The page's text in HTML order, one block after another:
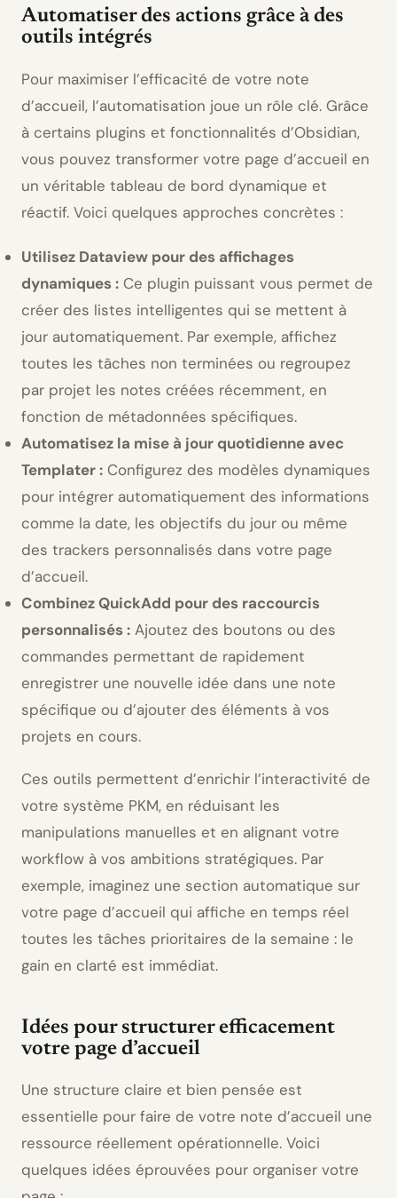
Automatiser des actions grâce à des
outils intégrés
Pour maximiser l’efficacité de votre note
d’accueil, l’automatisation joue un rôle clé. Grâce
à certains plugins et fonctionnalités d’Obsidian,
vous pouvez transformer votre page d’accueil en
un véritable tableau de bord dynamique et
réactif. Voici quelques approches concrètes :
Utilisez Dataview pour des affichages
dynamiques : Ce plugin puissant vous permet de
créer des listes intelligentes qui se mettent à
jour automatiquement. Par exemple, affichez
toutes les tâches non terminées ou regroupez
par projet les notes créées récemment, en
fonction de métadonnées spécifiques.
Automatisez la mise à jour quotidienne avec
Templater : Configurez des modèles dynamiques
pour intégrer automatiquement des informations
comme la date, les objectifs du jour ou même
des trackers personnalisés dans votre page
d’accueil.
Combinez QuickAdd pour des raccourcis
personnalisés : Ajoutez des boutons ou des
commandes permettant de rapidement
enregistrer une nouvelle idée dans une note
spécifique ou d’ajouter des éléments à vos
projets en cours.
Ces outils permettent d’enrichir l’interactivité de
votre système PKM, en réduisant les
manipulations manuelles et en alignant votre
workflow à vos ambitions stratégiques. Par
exemple, imaginez une section automatique sur
votre page d’accueil qui affiche en temps réel
toutes les tâches prioritaires de la semaine : le
gain en clarté est immédiat.
Idées pour structurer efficacement
votre page d’accueil
Une structure claire et bien pensée est
essentielle pour faire de votre note d’accueil une
ressource réellement opérationnelle. Voici
quelques idées éprouvées pour organiser votre